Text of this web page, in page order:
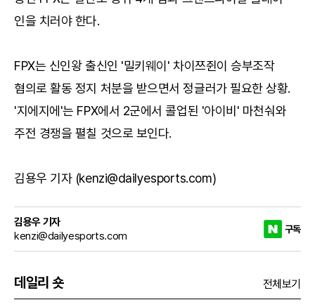
인을 치러야 한다.
FPX는 신인왕 출신인 '밀키웨이' 차이쯔쥔이 승부조작
혐의로 활동 정지 처분을 받으면서 정글러가 필요한 상황.
'지에지에'는 FPX에서 2군에서 콜업된 '아이비' 마천숴와
주전 경쟁을 펼칠 것으로 보인다.
김용우 기자 (kenzi@dailyesports.com)
김용우 기자
kenzi@dailyesports.com
구독
데일리 숏 전체보기